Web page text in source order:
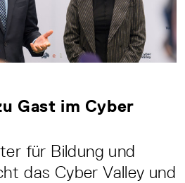
Gast im Cyber
für Bildung und
das Cyber Valley und